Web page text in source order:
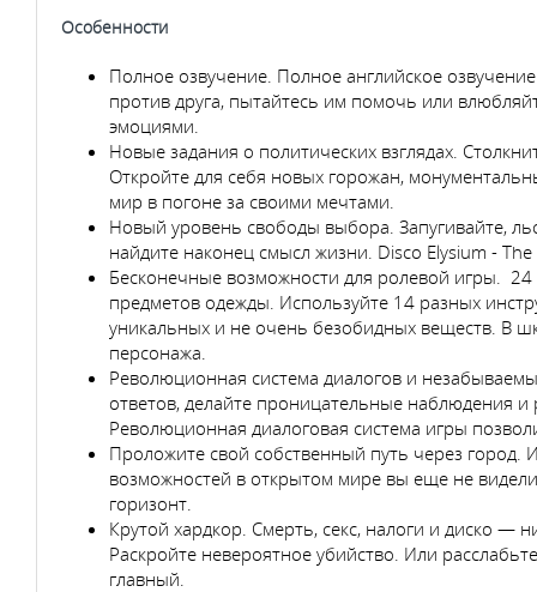
Особенности
Полное озвучение. Полное английское
против друга, пытайтесь им помочь или
эмоциями.
Новые задания о политических взглядах.
Откройте для себя новых горожан,
мир в погоне за своими мечтами.
Новый уровень свободы выбора. Запугивайте,
найдите наконец смысл жизни. Disco Elysium -
Бесконечные возможности для ролевой игры.
предметов одежды. Используйте 14 разных
уникальных и не очень безобидных веществ. В
персонажа.
Революционная система диалогов и
ответов, делайте проницательные наблюдения
Революционная диалоговая система игры
Проложите свой собственный путь через город.
возможностей в открытом мире вы еще не
горизонт.
Крутой хардкор. Смерть, секс, налоги и диско
Раскройте невероятное убийство. Или
главный.